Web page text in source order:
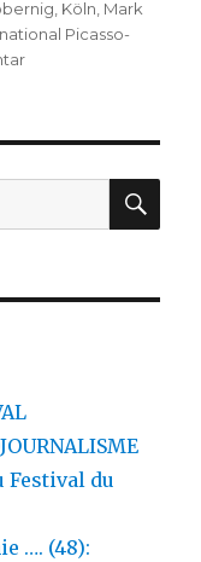
, Köln, Mark
Picasso-
zu
grande
rétrospective
à
Festival du
…. (48):